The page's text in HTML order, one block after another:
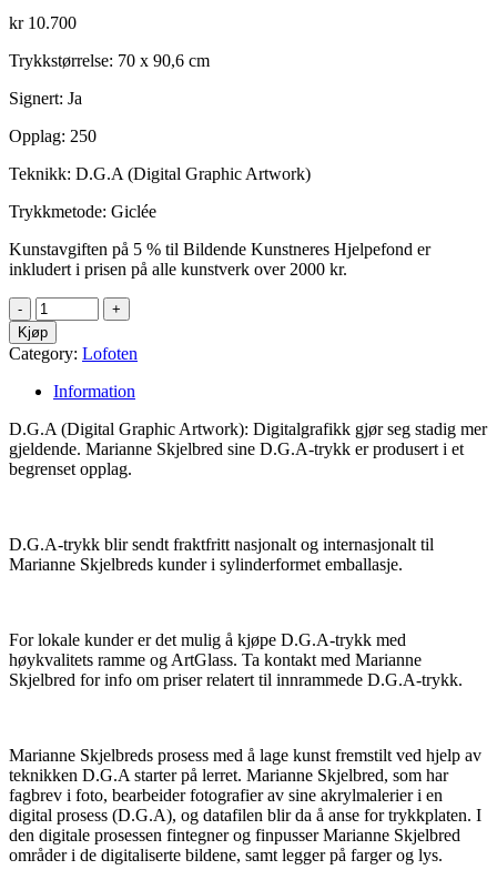
kr10.700
Trykkstørrelse: 70 x 90,6 cm
Signert: Ja
Opplag: 250
Teknikk: D.G.A (Digital Graphic Artwork)
Trykkmetode: Giclée
Kunstavgiften på 5 % til Bildende Kunstneres Hjelpefond er
inkludert i prisen på alle kunstverk over 2000 kr.
Kjøp
Category: Lofoten
Information
D.G.A (Digital Graphic Artwork): Digitalgrafikk gjør seg stadig mer
gjeldende. Marianne Skjelbred sine D.G.A-trykk er produsert i et
begrenset opplag.
D.G.A-trykk blir sendt fraktfritt nasjonalt og internasjonalt til
Marianne Skjelbreds kunder i sylinderformet emballasje.
For lokale kunder er det mulig å kjøpe D.G.A-trykk med
høykvalitets ramme og ArtGlass. Ta kontakt med Marianne
Skjelbred for info om priser relatert til innrammede D.G.A-trykk.
Marianne Skjelbreds prosess med å lage kunst fremstilt ved hjelp av
teknikken D.G.A starter på lerret. Marianne Skjelbred, som har
fagbrev i foto, bearbeider fotografier av sine akrylmalerier i en
digital prosess (D.G.A), og datafilen blir da å anse for trykkplaten. I
den digitale prosessen fintegner og finpusser Marianne Skjelbred
områder i de digitaliserte bildene, samt legger på farger og lys.